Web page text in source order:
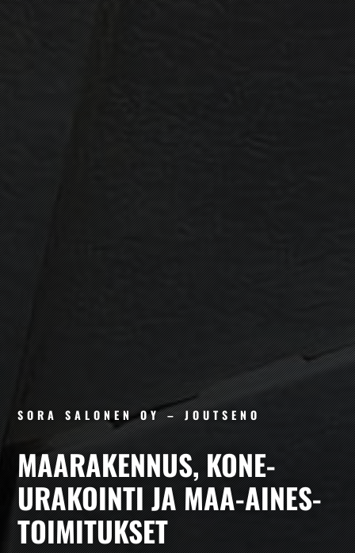
SORA SALONEN OY – JOUTSENO
MAA­RAKENNUS, KONE­
URAKOINTI JA MAA-AINES­­
TOIMITUKSET